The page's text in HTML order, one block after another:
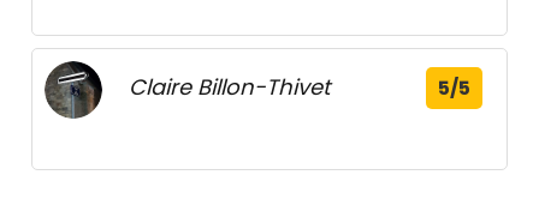
Claire Billon-Thivet 5/5